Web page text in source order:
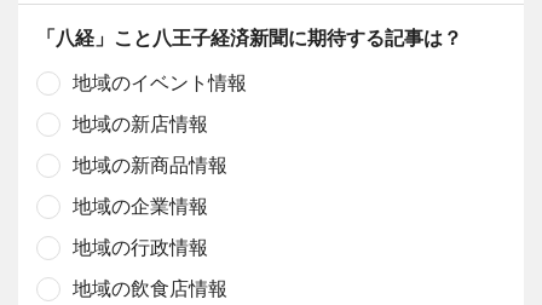
「八経」こと八王子経済新聞に期待する記事は？
地域のイベント情報
地域の新店情報
地域の新商品情報
地域の企業情報
地域の行政情報
地域の飲食店情報